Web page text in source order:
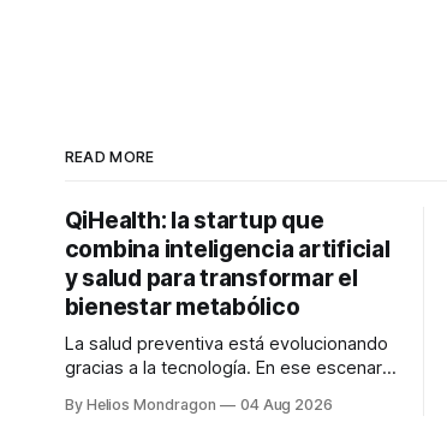
READ MORE
QiHealth: la startup que
combina inteligencia artificial
y salud para transformar el
bienestar metabólico
La salud preventiva está evolucionando
gracias a la tecnología. En ese escenario
desarrolla un ecosistema digital capaz
By Helios Mondragon 04 Aug 2026